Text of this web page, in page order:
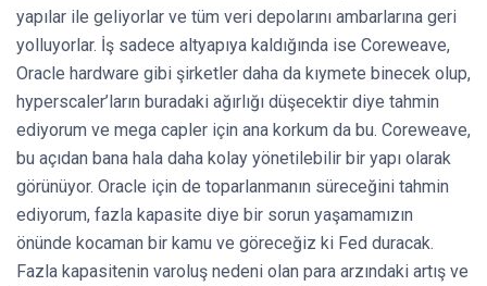
yapılar ile geliyorlar ve tüm veri depolarını ambarlarına geri
yolluyorlar. İş sadece altyapıya kaldığında ise Coreweave,
Oracle hardware gibi şirketler daha da kıymete binecek olup,
hyperscaler’ların buradaki ağırlığı düşecektir diye tahmin
ediyorum ve mega capler için ana korkum da bu. Coreweave,
bu açıdan bana hala daha kolay yönetilebilir bir yapı olarak
görünüyor. Oracle için de toparlanmanın süreceğini tahmin
ediyorum, fazla kapasite diye bir sorun yaşamamızın
önünde kocaman bir kamu ve göreceğiz ki Fed duracak.
Fazla kapasitenin varoluş nedeni olan para arzındaki artış ve